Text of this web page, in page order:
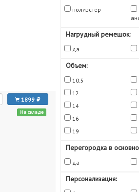
полиэстер
Нагрудный ремешок:
да
Объем:
10.5
12
14
16
19
Перегородка в
да
Персонализация:
1899
На складе